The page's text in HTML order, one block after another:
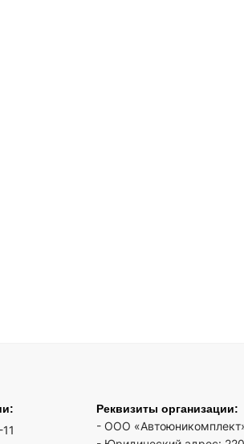
Реквизиты организации:
- ООО